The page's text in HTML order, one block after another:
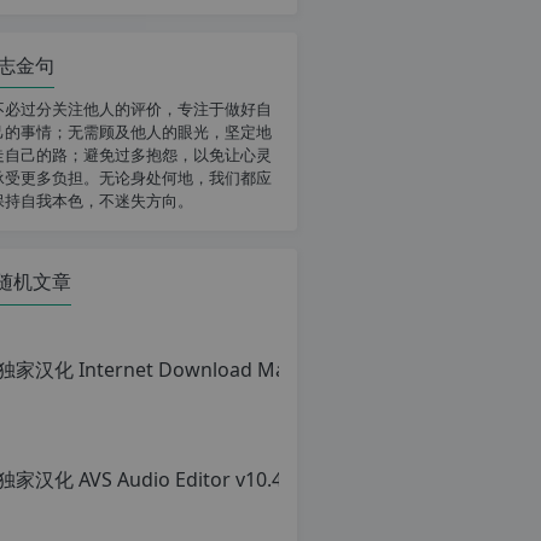
金句
必过分关注他人的评价，专注于做好自
的事情；无需顾及他人的眼光，坚定地
自己的路；避免过多抱怨，以免让心灵
受更多负担。无论身处何地，我们都应
持自我本色，不迷失方向。
机文章